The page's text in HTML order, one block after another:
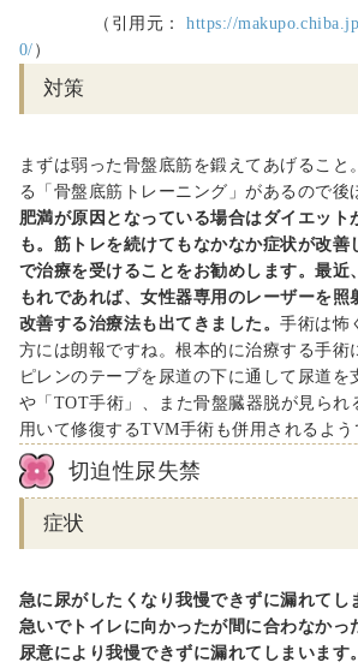
（引用元：https://
0/ ）
対策
まずは弱った骨盤底筋を鍛えてあげること
る「骨盤底筋トレーニング」があるので後
肥満が原因となっている場合はダイエット
も。筋トレを続けてもなかなか症状が改善
で治療を受けることをお勧めします。最近、
もれであれば、女性器専用のレーザーを照
改善する治療法も出てきました。手術は怖
方には朗報ですね。根本的に治療する手術
ピレンのテープを尿道の下に通して尿道を
や「 TOT手術」、また骨盤臓器脱が見られ
用いて修復するTVM手術も併用されるよう
切迫性尿失禁
症状
急に尿がしたくなり我慢できずに漏れてし
急いでトイレに向かったが間に合わなかっ
尿意により我慢できずに漏れてしまいます。